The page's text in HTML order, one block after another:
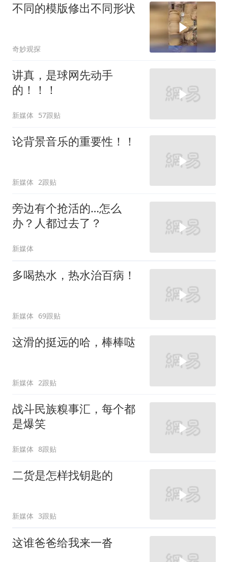
不同的模版修出不同形状
奇妙观探
讲真，是球网先动手
的！！！
新媒体 57跟贴
论背景音乐的重要性！！
新媒体 2跟贴
旁边有个抢活的…怎么
办？人都过去了？
新媒体
多喝热水，热水治百病！
新媒体 69跟贴
这滑的挺远的哈，棒棒哒
新媒体 2跟贴
战斗民族糗事汇，每个都
是爆笑
新媒体 8跟贴
二货是怎样找钥匙的
新媒体 3跟贴
这谁爸爸给我来一沓